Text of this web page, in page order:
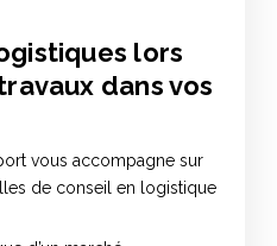
lors
dans vos
vous accompagne sur
de conseil en logistique